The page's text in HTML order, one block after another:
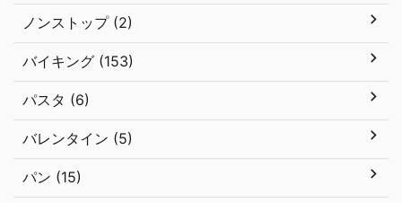
ノンストップ (2)
バイキング (153)
パスタ (6)
バレンタイン (5)
パン (15)